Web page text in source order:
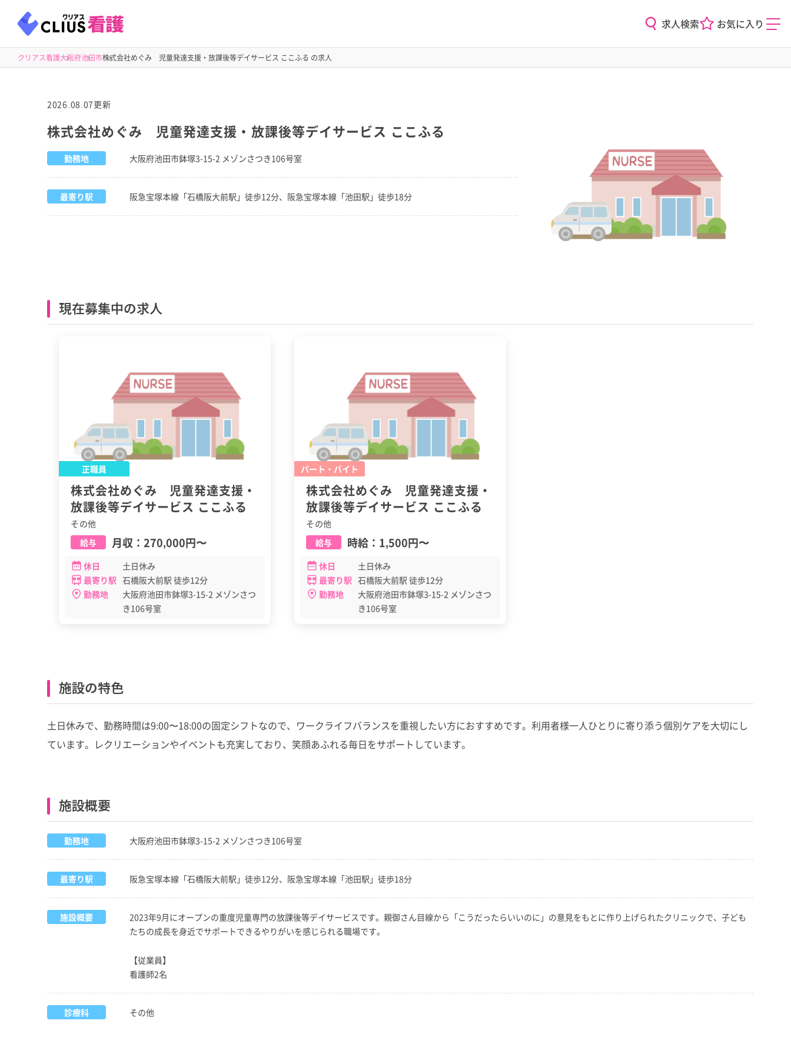
求人検索 お気に入り
クリアス看護大阪府池田市株式会社めぐみ 児童発達支援・放課後等デイサービス ここふる の求人
2026.08.07更新
株式会社めぐみ 児童発達支援・放課後等デイサービス ここふる
勤務地 大阪府池田市鉢塚3-15-2 メゾンさつき106号室
最寄り駅 阪急宝塚本線「石橋阪大前駅」徒歩12分、阪急宝塚本線「池田駅」徒歩18分
現在募集中の求人
正職員
株式会社めぐみ 児童発達支援・
放課後等デイサービス ここふる
その他
給与
月収： 270,000円〜
休日
土日休み
最寄り駅 石橋阪大前駅 徒歩12分
勤務地
大阪府池田市鉢塚3-15-2 メゾンさつ
き106号室
パート・バイト
株式会社めぐみ 児童発達支援・
放課後等デイサービス ここふる
その他
給与
時給： 1,500円〜
休日
土日休み
最寄り駅 石橋阪大前駅 徒歩12分
勤務地
大阪府池田市鉢塚3-15-2 メゾンさつ
き106号室
施設の特色
土日休みで、勤務時間は9:00〜18:00の固定シフトなので、ワークライフバランスを重視したい方におすすめです。利用者様一人ひとりに寄り添う個別ケアを大切にし
ています。レクリエーションやイベントも充実しており、笑顔あふれる毎日をサポートしています。
施設概要
勤務地 大阪府池田市鉢塚3-15-2 メゾンさつき106号室
最寄り駅 阪急宝塚本線「石橋阪大前駅」徒歩12分、阪急宝塚本線「池田駅」徒歩18分
施設概要
2023年9月にオープンの重度児童専門の放課後等デイサービスです。親御さん目線から「こうだったらいいのに」の意見をもとに作り上げられたクリニックで、子ども
たちの成長を身近でサポートできるやりがいを感じられる職場です。
【従業員】
看護師2名
診療科 その他